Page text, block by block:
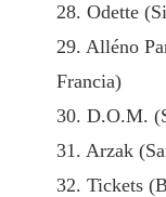
28. Odette
29. Alléno
Francia)
30. D.O.M.
31. Arzak
32. Tickets